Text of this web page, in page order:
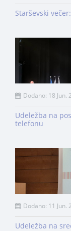
Starševski
Dodano: 18 Jun.
Udeležba na
telefonu
Dodano: 11 Jun.
Udeležba na